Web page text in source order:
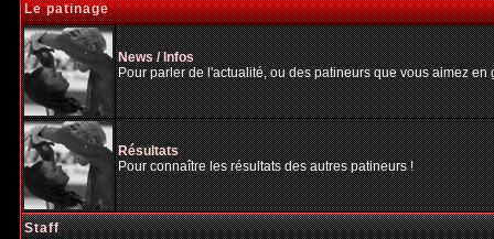
Le patinage
News / Infos
Pour parler de l'actualité, ou des patineurs que vous aimez
Résultats
Pour connaître les résultats des autres patineurs !
Staff